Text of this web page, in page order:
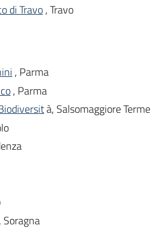
di Travo, Travo
, Parma
, Parma
à, Salsomaggiore Terme
, Soragna